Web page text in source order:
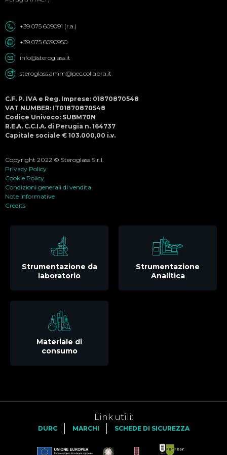
+39 075 609091 (r.a.)
+39 075 6090950
info@steroglass.it
steroglass.amm@pec.collabra.it
C.F. P. IVA e Reg. Imprese: 01870870548
VAT NUMBER: IT01870870548
Codice Univoco: SUBM70N
R.E.A. C.C.I.A. di Perugia n. 164737
Capitale sociale € 103.000,00 i.v.
Copyright 2022 © Steroglass S.r.l.
Privacy Policy
Cookie Policy
Condizioni generali di vendita
Note informative
Credits
Strumentazione da
laboratorio
Strumentazione
Analitica
Materiale di
consumo
Link utili:
DURC MARCHI SCHEDE DI SICUREZZA